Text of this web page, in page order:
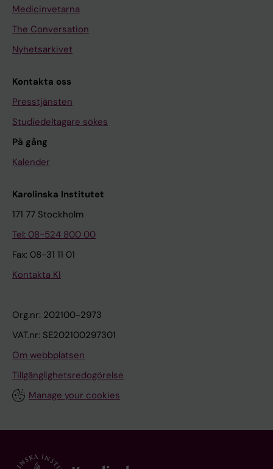
Medicinvetarna
The Conversation
Nyhetsarkivet
Kontakta oss
Presstjänsten
Studiedeltagare sökes
På gång
Kalender
Karolinska Institutet
171 77 Stockholm
Tel: 08-524 800 00
Fax: 08-31 11 01
Kontakta KI
Org.nr: 202100-2973
VAT.nr: SE202100297301
Om webbplatsen
Tillgänglighetsredogörelse
Manage your cookies